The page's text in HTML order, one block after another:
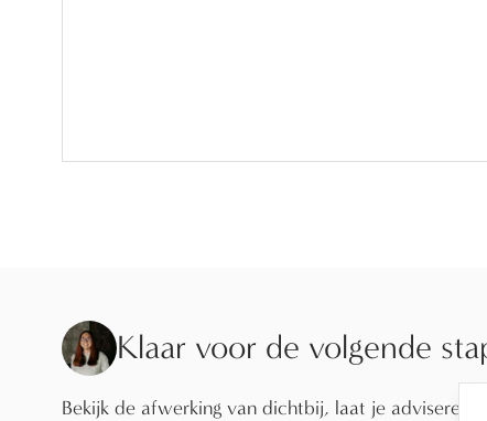
Klaar voor de volgende
Bekijk de afwerking van dichtbij, laat je adviseren